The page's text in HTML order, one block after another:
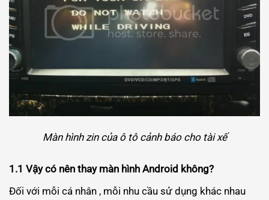
Màn hình zin của ô tô cảnh báo cho tài xế
1.1 Vậy có nên thay màn hình Android không?
Đối với mỗi cá nhân , mỗi nhu cầu sử dụng khác nhau